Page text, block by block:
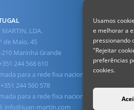
Usamos
e melhorar a
pressionando
"Rejeitar
preferências
cookies.
MARTIN, LDA.
de Maio, 45
210 Marinha Grande
244 568 610
para a rede fixa nacional)
244 560 578
para a rede fixa nacional)
info@juan-martin.com